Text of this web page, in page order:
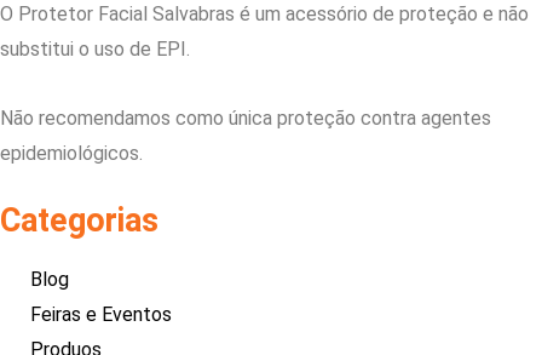
O Protetor Facial Salvabras é um acessório de proteção e não
substitui o uso de EPI.
Não recomendamos como única proteção contra agentes
epidemiológicos.
Categorias
Blog
Feiras e Eventos
Produos